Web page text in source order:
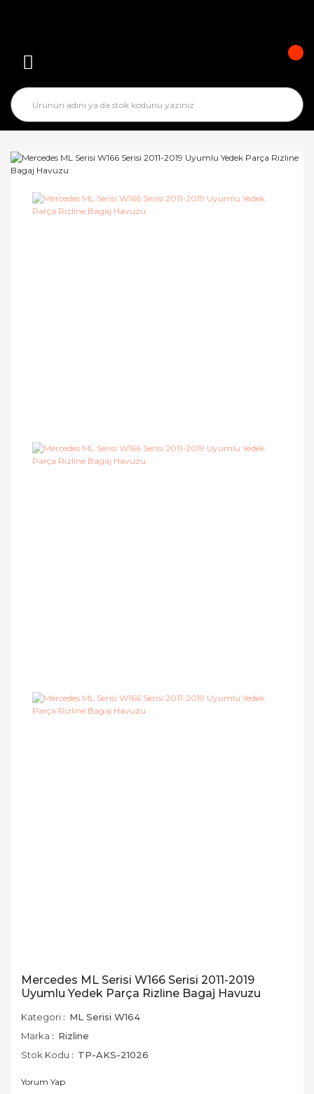
Mercedes ML Serisi W166 Serisi 2011-2019
Uyumlu Yedek Parça Rizline Bagaj Havuzu
Kategori
ML Serisi W164
Marka
Rizline
Stok Kodu
TP-AKS-21026
Yorum Yap